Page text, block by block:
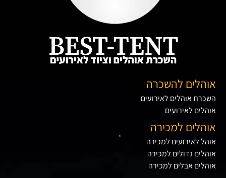
אוהלים להשכרה
השכרת אוהלים לאירועים
אוהלים לאירועים
אוהלים למכירה
אוהל לאירועים למכירה
אוהלים גדולים למכירה
אוהלים אבלים למכירה